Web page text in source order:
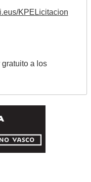
KPELicitacion
a los